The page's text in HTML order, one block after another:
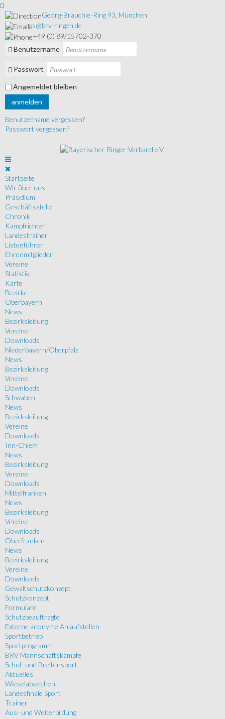
Georg-Brauchle-Ring 93, München
gs@brv-ringen.de
+49 (0) 89/15702-370
Benutzername
Passwort
Angemeldet bleiben
anmelden
Benutzername vergessen?
Passwort vergessen?
Startseite
Wir über uns
Präsidium
Geschäftsstelle
Chronik
Kampfrichter
Landestrainer
Listenführer
Ehrenmitglieder
Vereine
Statistik
Karte
Bezirke
Oberbayern
News
Bezirksleitung
Vereine
Downloads
Niederbayern/Oberpfalz
News
Bezirksleitung
Vereine
Downloads
Schwaben
News
Bezirksleitung
Vereine
Downloads
Inn-Chiem
News
Bezirksleitung
Vereine
Downloads
Mittelfranken
News
Bezirksleitung
Vereine
Downloads
Oberfranken
News
Bezirksleitung
Vereine
Downloads
Gewaltschutzkonzept
Schutzkonzept
Formulare
Schutzbeauftragte
Externe anonyme Anlaufstellen
Sportbetrieb
Sportprogramm
BRV Mannschaftskämpfe
Schul- und Breitensport
Aktuelles
Wieselabzeichen
Landesfinale Sport
Trainer
Aus- und Weiterbildung